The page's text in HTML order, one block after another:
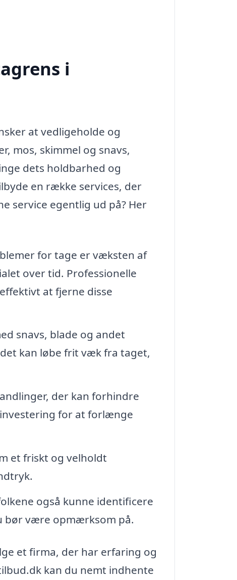
i
at vedligeholde og
mos, skimmel og snavs,
dets holdbarhed og
en række services, der
service egentlig ud på? Her
for tage er væksten af
over tid. Professionelle
at fjerne disse
snavs, blade og andet
kan løbe frit væk fra taget,
der kan forhindre
for at forlænge
et friskt og velholdt
også kunne identificere
bør være opmærksom på.
et firma, der har erfaring og
kan du nemt indhente